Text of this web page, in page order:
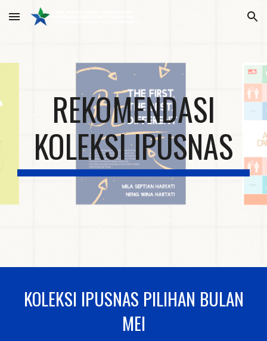
Skip to main content Skip to navigation
REKOMENDASI
KOLEKSI IPUSNAS
KOLEKSI IPUSNAS PILIHAN BULAN
MEI